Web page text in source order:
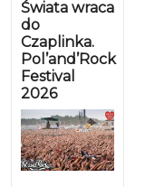
Świata wraca
do
Czaplinka.
Pol’and’Rock
Festival
2026